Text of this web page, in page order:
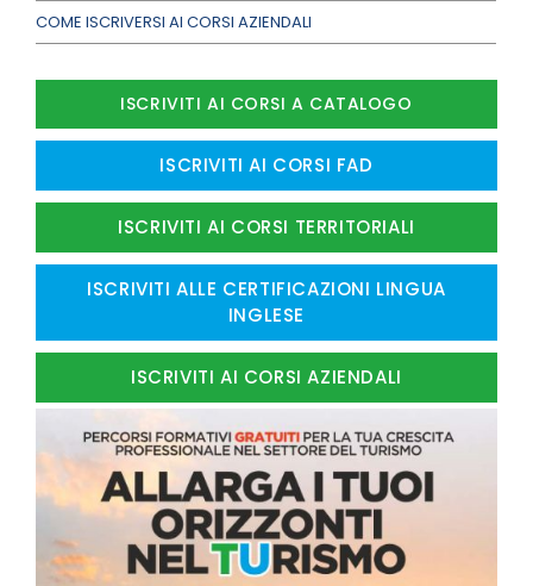
COME ISCRIVERSI AI CORSI AZIENDALI
ISCRIVITI AI CORSI A CATALOGO
ISCRIVITI AI CORSI FAD
ISCRIVITI AI CORSI TERRITORIALI
ISCRIVITI ALLE CERTIFICAZIONI LINGUA
INGLESE
ISCRIVITI AI CORSI AZIENDALI